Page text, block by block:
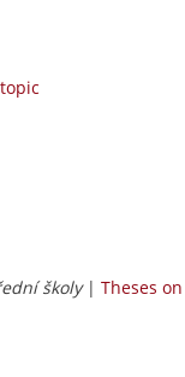
školy| Theses